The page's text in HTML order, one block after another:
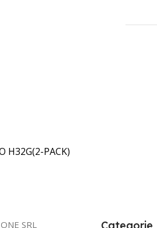
H32G(2-PACK)
SRL Categorie